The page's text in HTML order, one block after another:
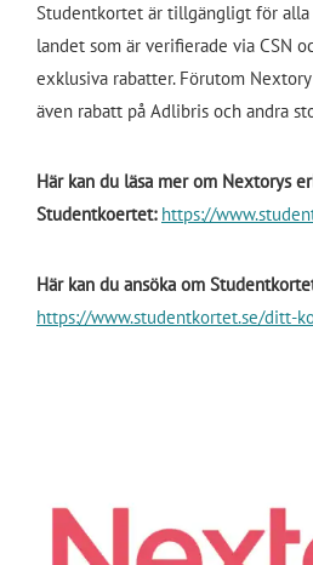
Studentkortet är tillgängligt för
landet som är verifierade via CSN
exklusiva rabatter. Förutom
även rabatt på Adlibris och andra
Här kan du läsa mer om Nextorys
Studentkoertet: https://
Här kan du ansöka om
https://www.studentkortet.se/ditt-